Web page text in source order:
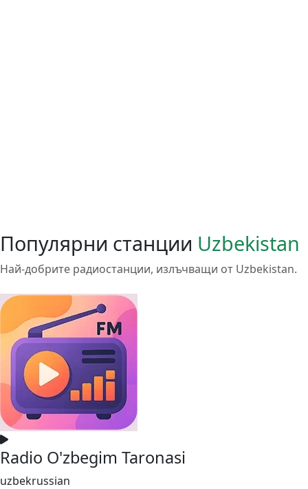
Популярни станции Uzbekistan
Най-добрите радиостанции, излъчващи от Uzbekistan.
Radio O'zbegim Taronasi
uzbekrussian